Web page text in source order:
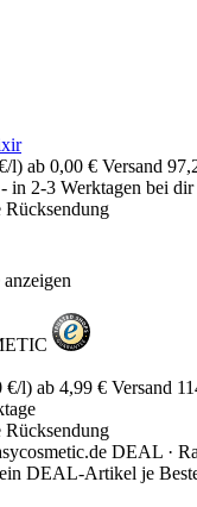
l) ab 0,00 € Versand
in 2-3 Werktagen bei dir
Rücksendung
€/l) ab 4,99 € Versand
Rücksendung
DEAL ·
DEAL-Artikel je